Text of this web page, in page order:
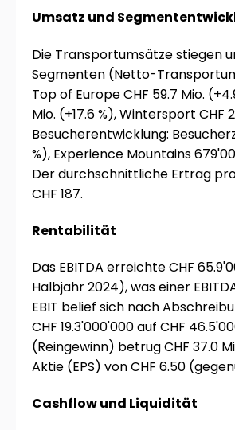
Umsatz und
Die Transportumsätze stiegen
Segmenten (Netto-
Top of Europe CHF 59.7 Mio.
Mio. (+17.6 %), Wintersport CHF
Besucherentwicklung:
%), Experience Mountains
Der durchschnittliche Ertrag
CHF 187.
Rentabilität
Das EBITDA erreichte CHF
Halbjahr 2024), was einer
EBIT belief sich nach
CHF 19.3'000'000 auf CHF
(Reingewinn) betrug CHF 37.0
Aktie (EPS) von CHF 6.50
Cashflow und Liquidität